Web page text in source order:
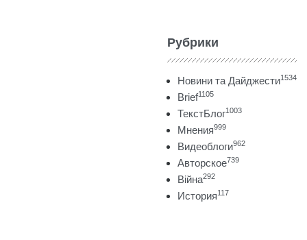
Рубрики
Новини та Дайджести1534
Brief1105
ТекстБлог1003
Мнения999
Видеоблоги962
Авторское739
Війна292
История117